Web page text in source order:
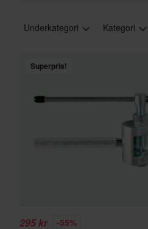
Underkategori Kategori
Superpris!
295 kr -55%